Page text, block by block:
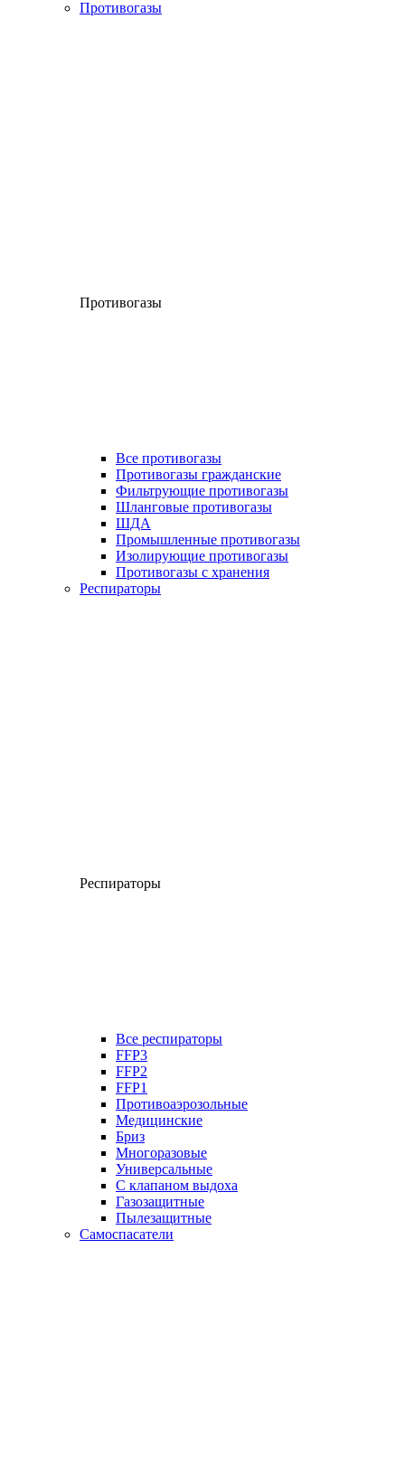
Противогазы
Противогазы
Все противогазы
Противогазы гражданские
Фильтрующие противогазы
Шланговые противогазы
ШДА
Промышленные противогазы
Изолирующие противогазы
Противогазы с хранения
Респираторы
Респираторы
Все респираторы
FFP3
FFP2
FFP1
Противоаэрозольные
Медицинские
Бриз
Многоразовые
Универсальные
С клапаном выдоха
Газозащитные
Пылезащитные
Самоспасатели